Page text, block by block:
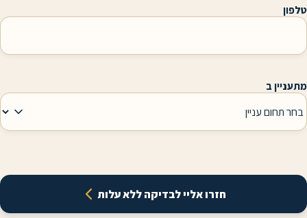
חזרו אליי לבדיקה ללא עלות